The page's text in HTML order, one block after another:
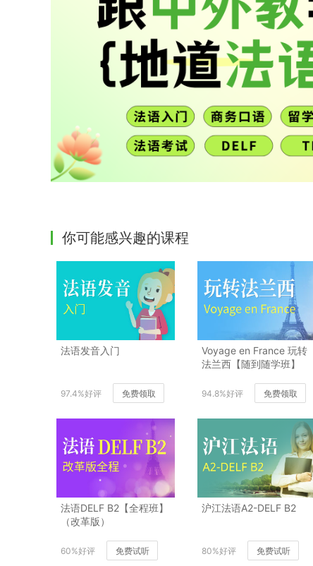
你可能感兴趣的课程
法语发音入门
97.4%好评 免费领取
Voyage en France 玩转
法兰西【随到随学班】
94.8%好评 免费领取
法语DELF B2【全程班】
（改革版）
60%好评 免费试听
沪江法语A2-DELF B2
80%好评 免费试听